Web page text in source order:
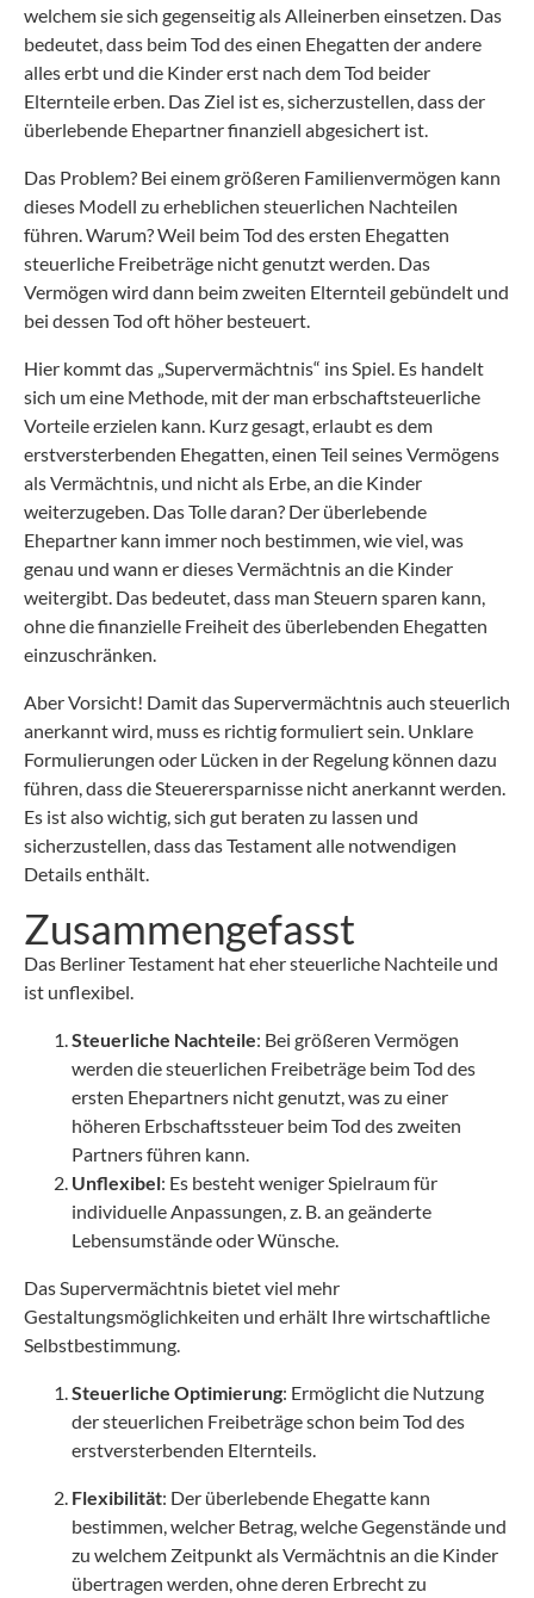
welchem sie sich gegenseitig als Alleinerben einsetzen. Das
bedeutet, dass beim Tod des einen Ehegatten der andere
alles erbt und die Kinder erst nach dem Tod beider
Elternteile erben. Das Ziel ist es, sicherzustellen, dass der
überlebende Ehepartner finanziell abgesichert ist.
Das Problem? Bei einem größeren Familienvermögen kann
dieses Modell zu erheblichen steuerlichen Nachteilen
führen. Warum? Weil beim Tod des ersten Ehegatten
steuerliche Freibeträge nicht genutzt werden. Das
Vermögen wird dann beim zweiten Elternteil gebündelt und
bei dessen Tod oft höher besteuert.
Hier kommt das „Supervermächtnis“ ins Spiel. Es handelt
sich um eine Methode, mit der man erbschaftsteuerliche
Vorteile erzielen kann. Kurz gesagt, erlaubt es dem
erstversterbenden Ehegatten, einen Teil seines Vermögens
als Vermächtnis, und nicht als Erbe, an die Kinder
weiterzugeben. Das Tolle daran? Der überlebende
Ehepartner kann immer noch bestimmen, wie viel, was
genau und wann er dieses Vermächtnis an die Kinder
weitergibt. Das bedeutet, dass man Steuern sparen kann,
ohne die finanzielle Freiheit des überlebenden Ehegatten
einzuschränken.
Aber Vorsicht! Damit das Supervermächtnis auch steuerlich
anerkannt wird, muss es richtig formuliert sein. Unklare
Formulierungen oder Lücken in der Regelung können dazu
führen, dass die Steuerersparnisse nicht anerkannt werden.
Es ist also wichtig, sich gut beraten zu lassen und
sicherzustellen, dass das Testament alle notwendigen
Details enthält.
Zusammengefasst
Das Berliner Testament hat eher steuerliche Nachteile und
ist unflexibel.
Steuerliche Nachteile: Bei größeren Vermögen
werden die steuerlichen Freibeträge beim Tod des
ersten Ehepartners nicht genutzt, was zu einer
höheren Erbschaftssteuer beim Tod des zweiten
Partners führen kann.
Unflexibel: Es besteht weniger Spielraum für
individuelle Anpassungen, z. B. an geänderte
Lebensumstände oder Wünsche.
Das Supervermächtnis bietet viel mehr
Gestaltungsmöglichkeiten und erhält Ihre wirtschaftliche
Selbstbestimmung.
Steuerliche Optimierung: Ermöglicht die Nutzung
der steuerlichen Freibeträge schon beim Tod des
erstversterbenden Elternteils.
Flexibilität: Der überlebende Ehegatte kann
bestimmen, welcher Betrag, welche Gegenstände und
zu welchem Zeitpunkt als Vermächtnis an die Kinder
übertragen werden, ohne deren Erbrecht zu